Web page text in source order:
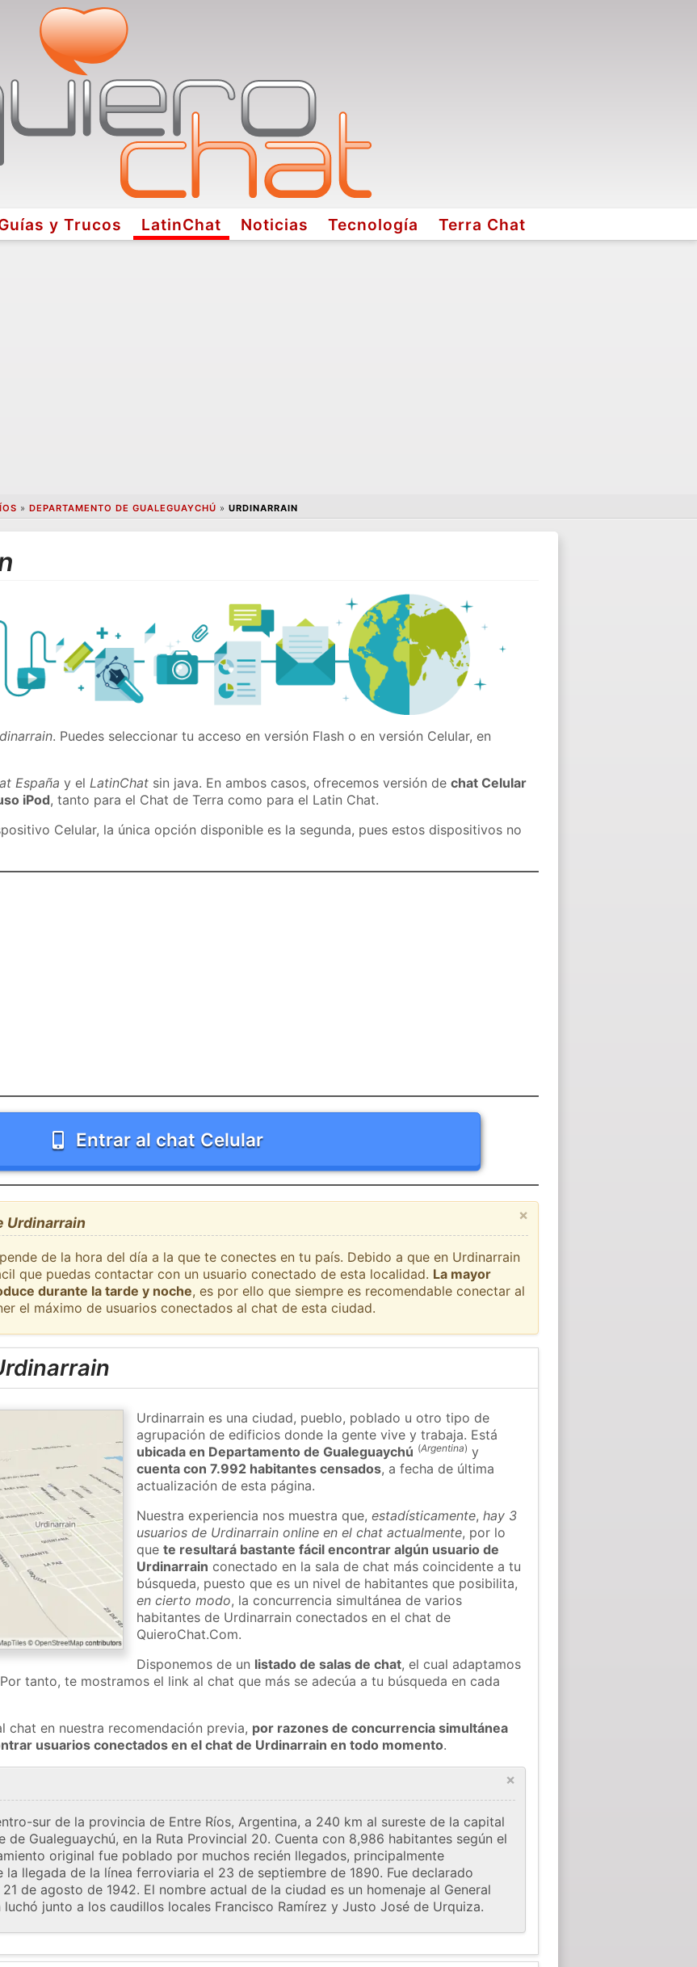
y Trucos LatinChat Noticias Tecnología Terra Chat
» DEPARTAMENTO DE GUALEGUAYCHÚ » URDINARRAIN
. Puedes seleccionar tu acceso en versión Flash o en versión Celular, en
España y elLatinChat sin java. En ambos casos, ofrecemos versión dechat Celular
iPod, tanto para el Chat de Terra como para el Latin Chat.
Celular, la única opción disponible es la segunda, pues estos dispositivos no
Entrar al chat Celular
×
Urdinarrain
de la hora del día a la que te conectes en tu país. Debido a que en Urdinarrain
que puedas contactar con un usuario conectado de esta localidad. La mayor
durante la tarde y noche, es por ello que siempre es recomendable conectar al
el máximo de usuarios conectados al chat de esta ciudad.
Urdinarrain es una ciudad, pueblo, poblado u otro tipo de
agrupación de edificios donde la gente vive y trabaja. Está
ubicada en Departamento de Gualeguaychú (Argentina) y
cuenta con 7.992 habitantes censados, a fecha de última
actualización de esta página.
Nuestra experiencia nos muestra que,estadísticamente,hay 3
usuarios de Urdinarrain online en el chat actualmente, por lo
quete resultará bastante fácil encontrar algún usuario de
Urdinarrain conectado en la sala de chat más coincidente a tu
búsqueda, puesto que es un nivel de habitantes que posibilita,
en cierto modo, la concurrencia simultánea de varios
habitantes de Urdinarrain conectados en el chat de
QuieroChat.Com.
Disponemos de un listado de salas de chat, el cual adaptamos
tanto, te mostramos el link al chat que más se adecúa a tu búsqueda en cada
chat en nuestra recomendación previa, por razones de concurrencia simultánea
usuarios conectados en el chat de Urdinarrain en todo momento.
×
sur de la provincia de Entre Ríos, Argentina, a 240 km al sureste de la capital
Gualeguaychú, en la Ruta Provincial 20. Cuenta con 8,986 habitantes según el
original fue poblado por muchos recién llegados, principalmente
la llegada de la línea ferroviaria el 23 de septiembre de 1890. Fue declarado
de agosto de 1942. El nombre actual de la ciudad es un homenaje al General
junto a los caudillos locales Francisco Ramírez y Justo José de Urquiza.